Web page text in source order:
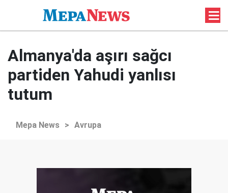
Almanya'da aşırı sağcı
partiden Yahudi yanlısı
tutum
Mepa News > Avrupa